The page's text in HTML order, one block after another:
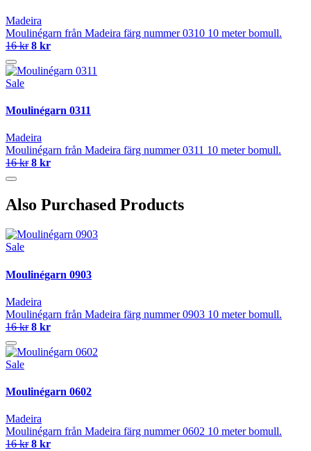
Madeira
Moulinégarn från Madeira färg nummer 0310 10 meter bomull.
16 kr 8 kr
Sale
Moulinégarn 0311
Madeira
Moulinégarn från Madeira färg nummer 0311 10 meter bomull.
16 kr 8 kr
Also Purchased Products
Sale
Moulinégarn 0903
Madeira
Moulinégarn från Madeira färg nummer 0903 10 meter bomull.
16 kr 8 kr
Sale
Moulinégarn 0602
Madeira
Moulinégarn från Madeira färg nummer 0602 10 meter bomull.
16 kr 8 kr